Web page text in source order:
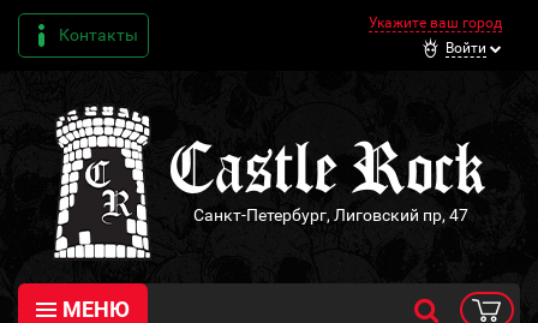
Контакты
Укажите ваш город
Войти
Санкт-Петербург, Лиговский пр, 47
МЕНЮ